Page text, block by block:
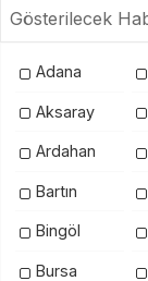
Gösterilecek
Adana
Aksaray
Ardahan
Bartın
Bingöl
Bursa